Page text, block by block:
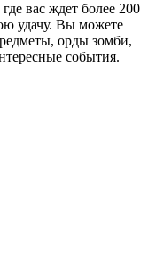
вас ждет более 200
удачу. Вы можете
орды зомби,
события.